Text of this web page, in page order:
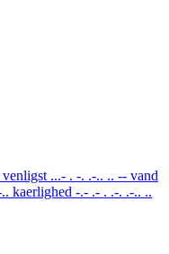
venligst ...- . -. .-.. .. -- vand
kaerlighed -.- .- . .-. .-.. ..